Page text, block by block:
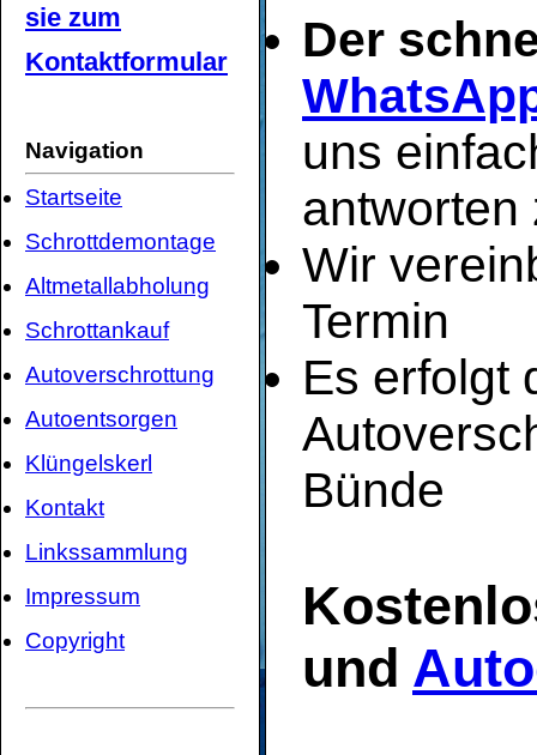
sie zum
Kontaktformular
Navigation
Startseite
Schrottdemontage
Altmetallabholung
Schrottankauf
Autoverschrottung
Autoentsorgen
Klüngelskerl
Kontakt
Linkssammlung
Impressum
Copyright
Der
uns
antworten
Wir
Termin
Es erfolgt
Bünde
und